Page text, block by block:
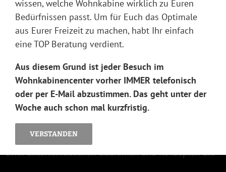
Ausstattungen bei erfahrenen Herstellern umsetzen.
Dabei profitieren unsere Kunden von der oft
jahrzehntelangen Erfahrung dieser
Wohnkabinenhersteller, die auf mehreren Kontinenten
Die Verteilung der Produktion auf verschiedene
Partner macht uns unabhängig vom Preisdiktat eines
einzelnen Wohnkabinenherstellers. Wir können
jederzeit selber Einfluss auf Ausstattung, Qualität und
Preisgestaltung unserer Absetzkabinen nehmen.
Derzeit bieten wir die Camp-Crown Wohnkabinen in
zwei unterschiedlichen Baureihen und Konzepten an.
wissen, welche Wohnkabine wirklich zu Euren
Bedürfnissen passt. Um für Euch das Optimale
aus Eurer Freizeit zu machen, habt Ihr einfach
eine TOP Beratung verdient.
Aus diesem Grund ist jeder Besuch im
Wohnkabinencenter vorher IMMER telefonisch
oder per E-Mail abzustimmen. Das geht unter der
Woche auch schon mal kurzfristig.
VERSTANDEN